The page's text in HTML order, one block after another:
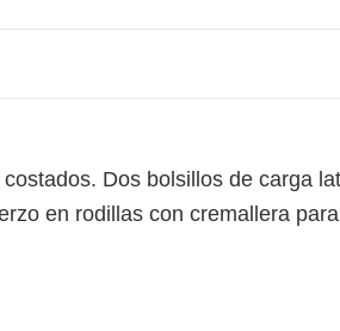
Dos bolsillos de carga
en rodillas con cremallera para